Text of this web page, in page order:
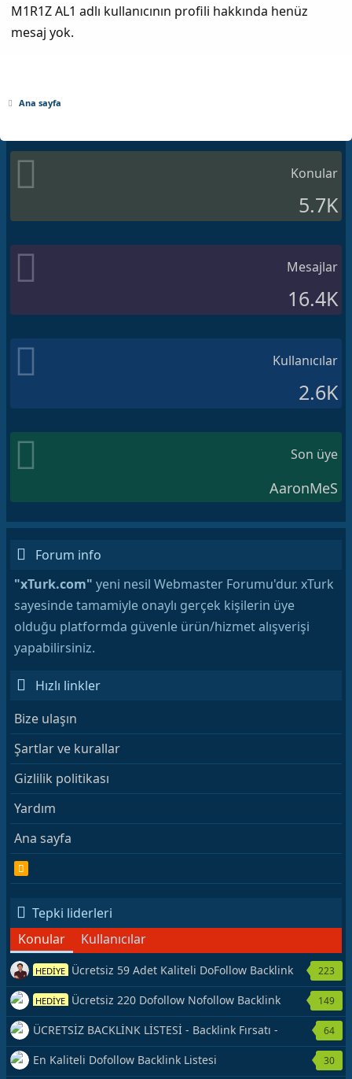
M1R1Z AL1 adlı kullanıcının profili hakkında henüz
mesaj yok.
Ana sayfa
Konular
5.7K
Mesajlar
16.4K
Kullanıcılar
2.6K
Son üye
AaronMeS
Forum info
"xTurk.com" yeni nesil Webmaster Forumu'dur. xTurk
sayesinde tamamiyle onaylı gerçek kişilerin üye
olduğu platformda güvenle ürün/hizmet alışverişi
yapabilirsiniz.
Hızlı linkler
Bize ulaşın
Şartlar ve kurallar
Gizlilik politikası
Yardım
Ana sayfa
S
Tepki liderleri
Konular
Kullanıcılar
HEDİYE Ücretsiz 59 Adet Kaliteli DoFollow Backlink
Kaynağı Veriyorum.
223
HEDİYE Ücretsiz 220 Dofollow Nofollow Backlink
Veriyorum
149
ÜCRETSİZ BACKLİNK LİSTESİ - Backlink Fırsatı -
Hemen Yetiş!
64
En Kaliteli Dofollow Backlink Listesi 30